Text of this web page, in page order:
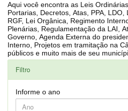
Aqui você encontra as Leis Ordinárias, Leis
Portarias, Decretos, Atas, PPA, LDO, LOA,
RGF, Lei Orgânica, Regimento
Plenárias, Regulamentação da LAI,
Governo, Agenda Externa do presidente, Relatório do Controle
Interno, Projetos em tramitação na Câmara, Controle dos bens
públicos e muito mais de seu
Filtro
Informe o ano